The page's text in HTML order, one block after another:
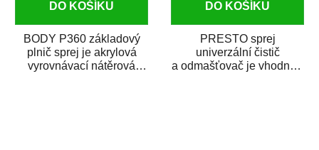
DO KOŠÍKU
BODY P360 základový
plnič sprej je akrylová
vyrovnávací nátěrová
DO KOŠÍKU
PRESTO sprej
univerzální čistič
a odmašťovač je vhodný k